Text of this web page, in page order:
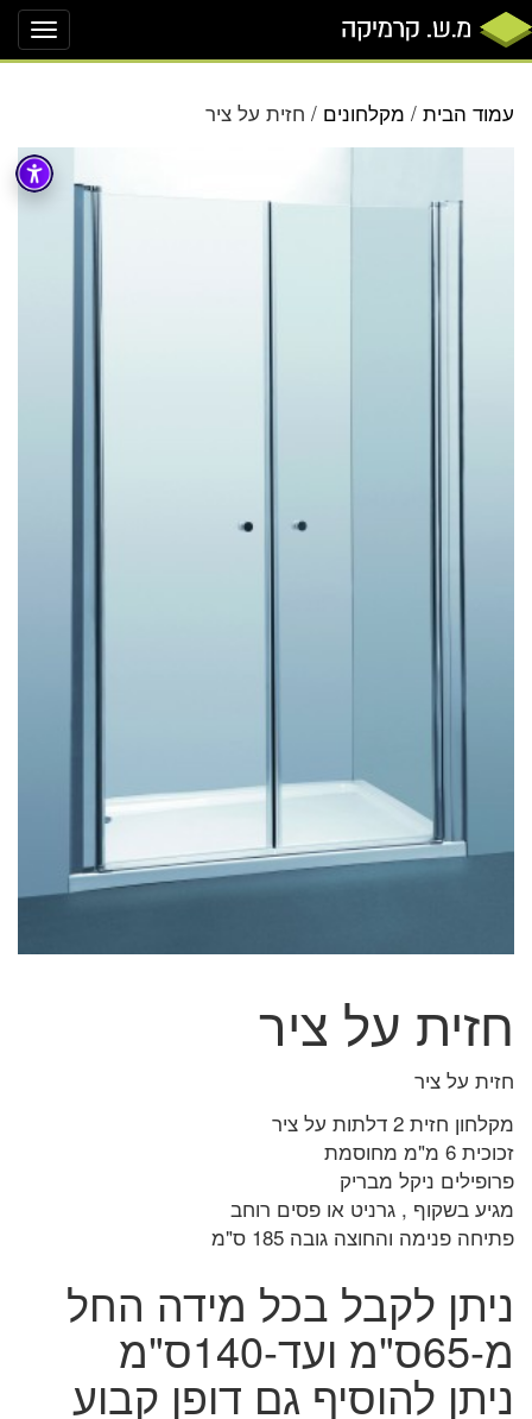
עמוד הבית / מקלחונים / חזית על ציר
חזית על ציר
חזית על ציר
מקלחון חזית 2 דלתות על ציר
זכוכית 6 מ"מ מחוסמת
פרופילים ניקל מבריק
מגיע בשקוף , גרניט או פסים רוחב
פתיחה פנימה והחוצה גובה 185 ס"מ
ניתן לקבל בכל מידה החל
מ-65ס"מ ועד-140ס"מ
ניתן להוסיף גם דופן קבוע